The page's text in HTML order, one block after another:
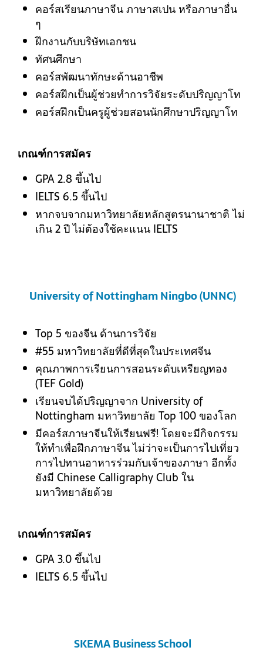
คอร์สเรียนภาษาจีน ภาษาสเปน หรือภาษาอื่น
ๆ
ฝึกงานกับบริษัทเอกชน
ทัศนศึกษา
คอร์สพัฒนาทักษะด้านอาชีพ
คอร์สฝึกเป็นผู้ช่วยทำการวิจัยระดับปริญญาโท
คอร์สฝึกเป็นครูผู้ช่วยสอนนักศึกษาปริญญาโท
เกณฑ์การสมัคร
GPA 2.8 ขึ้นไป
IELTS 6.5 ขึ้นไป
หากจบจากมหาวิทยาลัยหลักสูตรนานาชาติ ไม่
เกิน 2 ปี ไม่ต้องใช้คะแนน IELTS
University of Nottingham Ningbo (UNNC)
Top 5 ของจีน ด้านการวิจัย
#55 มหาวิทยาลัยที่ดีที่สุดในประเทศจีน
คุณภาพการเรียนการสอนระดับเหรียญทอง
(TEF Gold)
เรียนจบได้ปริญญาจาก University of
Nottingham มหาวิทยาลัย Top 100 ของโลก
มีคอร์สภาษาจีนให้เรียนฟรี! โดยจะมีกิจกรรม
ให้ทำเพื่อฝึกภาษาจีน ไม่ว่าจะเป็นการไปเที่ยว
การไปทานอาหารร่วมกับเจ้าของภาษา อีกทั้ง
ยังมี Chinese Calligraphy Club ใน
มหาวิทยาลัยด้วย
เกณฑ์การสมัคร
GPA 3.0 ขึ้นไป
IELTS 6.5 ขึ้นไป
SKEMA Business School